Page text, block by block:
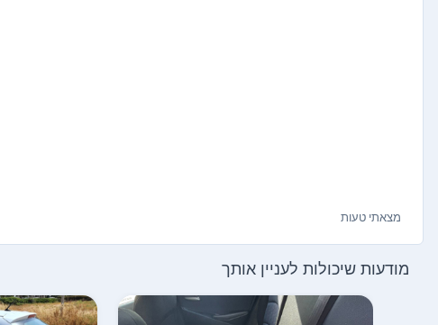
מצאתי טעות
מודעות שיכולות לעניין אותך